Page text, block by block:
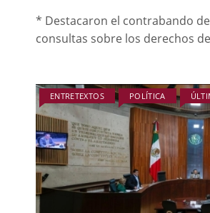
* Destacaron el contrabando
consultas sobre los derechos
ENTRETEXTOS POLÍTICA